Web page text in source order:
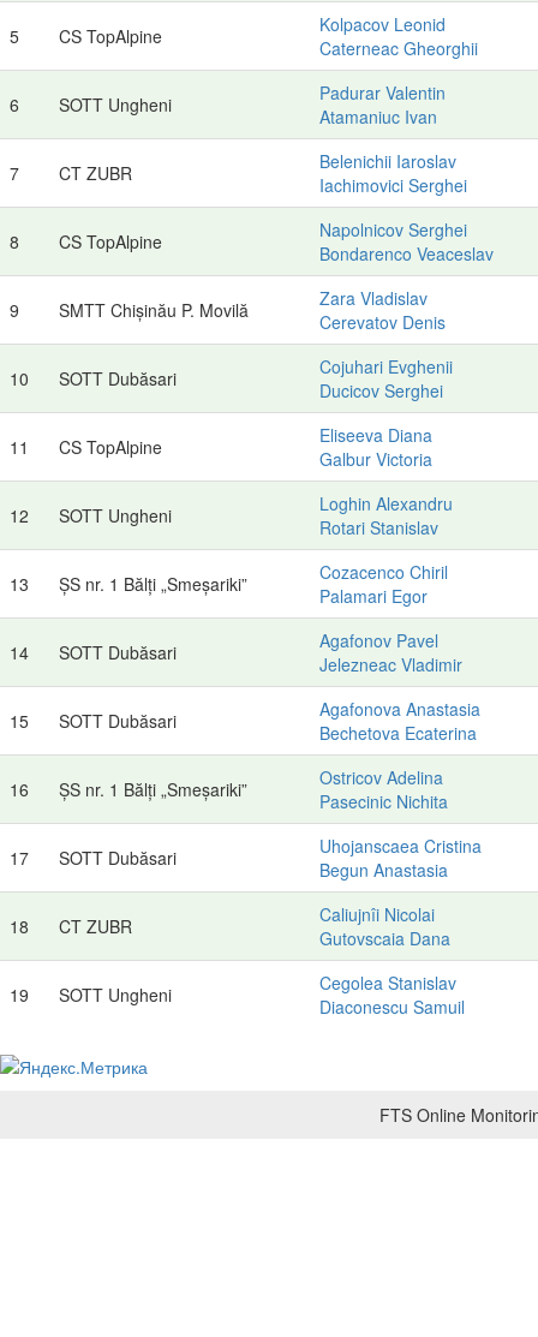
5 CS TopAlpine
Kolpacov Leonid
Caterneac Gheorghii
6 SOTT Ungheni
Padurar Valentin
Atamaniuc Ivan
7 CT ZUBR
Belenichii Iaroslav
Iachimovici Serghei
8 CS TopAlpine
Napolnicov Serghei
Bondarenco Veaceslav
9 SMTT Chișinău P. Movilă
Zara Vladislav
Cerevatov Denis
10 SOTT Dubăsari
Cojuhari Evghenii
Ducicov Serghei
11 CS TopAlpine
Eliseeva Diana
Galbur Victoria
12 SOTT Ungheni
Loghin Alexandru
Rotari Stanislav
13 ȘS nr. 1 Bălți „Smeșariki”
Cozacenco Chiril
Palamari Egor
14 SOTT Dubăsari
Agafonov Pavel
Jelezneac Vladimir
15 SOTT Dubăsari
Agafonova Anastasia
Bechetova Ecaterina
16 ȘS nr. 1 Bălți „Smeșariki”
Ostricov Adelina
Pasecinic Nichita
17 SOTT Dubăsari
Uhojanscaea Cristina
Begun Anastasia
18 CT ZUBR
Caliujnîi Nicolai
Gutovscaia Dana
19 SOTT Ungheni
Cegolea Stanislav
Diaconescu Samuil
FTS Online